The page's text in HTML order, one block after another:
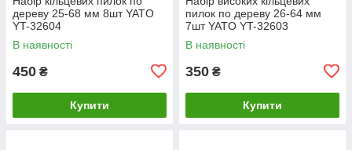
дереву 25-68 мм 8шт YATO
YT-32604
В наявності
450 ₴
Купити
пилок по дереву 26-64 мм
7шт YATO YT-32603
В наявності
350 ₴
Купити